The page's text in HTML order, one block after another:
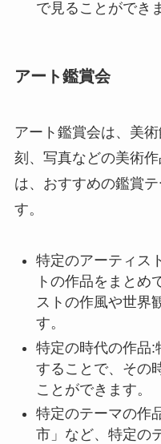
で見ることができ
アート鑑賞会
アート鑑賞会は、美
刻、写真などの美術
は、おすすめの鑑賞
す。
特定のアーティス
トの作品をまとめ
ストの作風や世界
す。
特定の時代の作品:
することで、その
ことができます。
特定のテーマの作
市」など、特定の